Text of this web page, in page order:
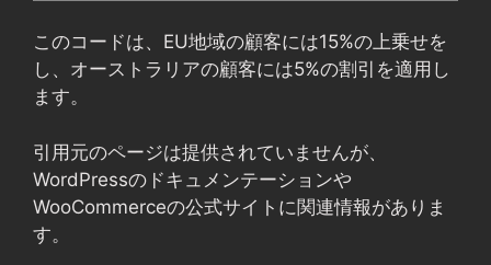
このコードは、EU地域の顧客には15%の上乗せを
し、オーストラリアの顧客には5%の割引を適用し
ます。
引用元のページは提供されていませんが、
WordPressのドキュメンテーションや
WooCommerceの公式サイトに関連情報がありま
す。